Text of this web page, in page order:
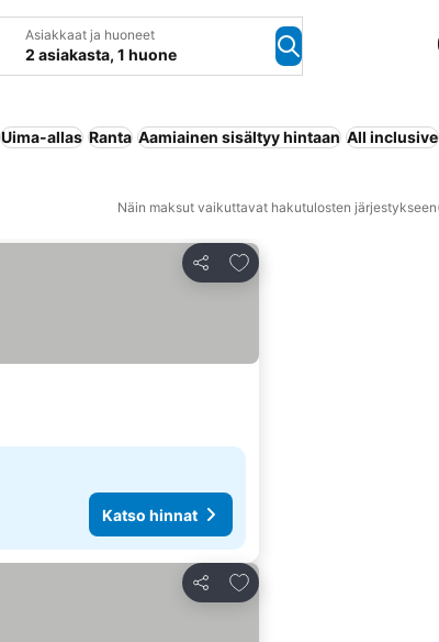
Asiakkaat ja huoneet
2 asiakasta, 1 huone
Uima-allas Ranta Aamiainen sisältyy hintaan All inclusive
Näin maksut vaikuttavat hakutulosten järjestykseen
Jaa
Lisää suosikkeihin
Katso hinnat
Jaa
Lisää suosikkeihin